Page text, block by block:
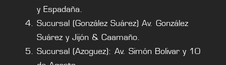
y Espadaña.
Sucursal (González Suárez) Av. González
Suárez y Jijón & Caamaño.
Sucursal (Azoguez): Av. Simón Bolivar y 10